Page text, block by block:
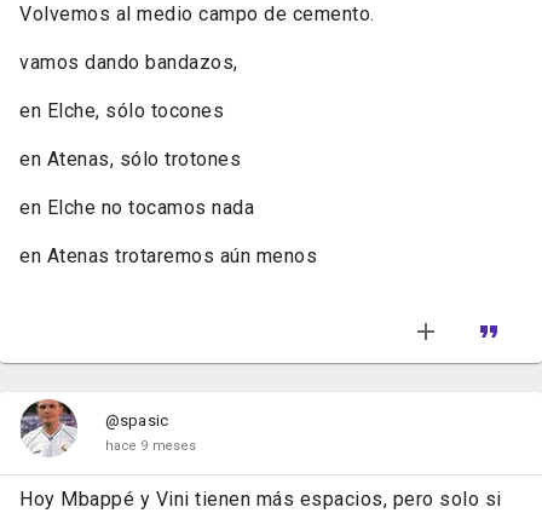
Volvemos al medio campo de cemento.
vamos dando bandazos,
en Elche, sólo tocones
en Atenas, sólo trotones
en Elche no tocamos nada
en Atenas trotaremos aún menos
@spasic
hace 9 meses
Hoy Mbappé y Vini tienen más espacios, pero solo si